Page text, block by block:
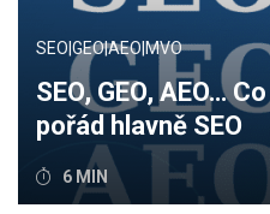
SEO|GEO|AEO|MVO
SEO, GEO, AEO…
pořád hlavně SEO
6 MIN